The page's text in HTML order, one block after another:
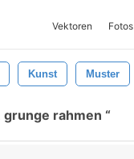
Vektoren Fotos
Kunst Muster
grunge rahmen